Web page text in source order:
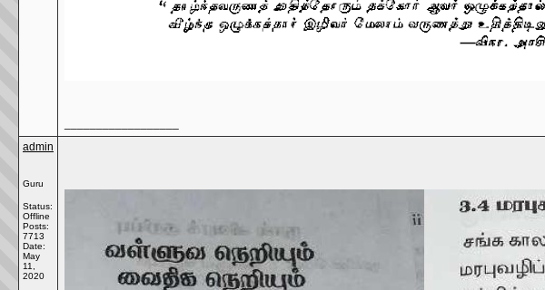
admin
Guru
Status:
Offline
Posts:
7713
Date:
May
11,
2020